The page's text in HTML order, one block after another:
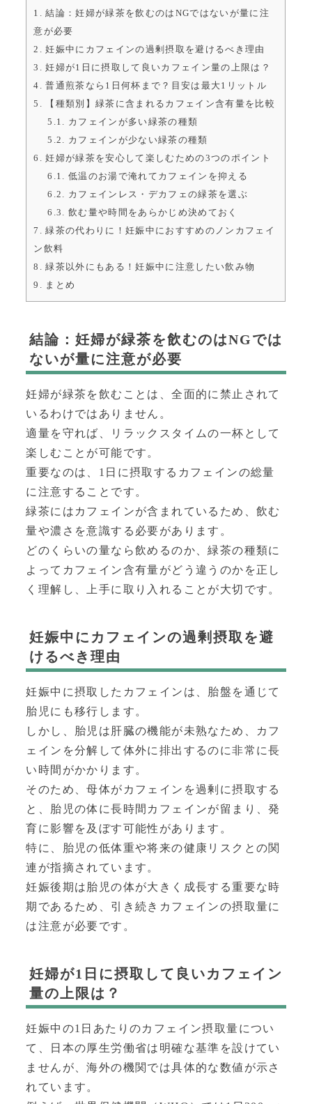
1. 結論：妊婦が緑茶を飲むのはNGではないが量に注
意が必要
2. 妊娠中にカフェインの過剰摂取を避けるべき理由
3. 妊婦が1日に摂取して良いカフェイン量の上限は？
4. 普通煎茶なら1日何杯まで？目安は最大1リットル
5. 【種類別】緑茶に含まれるカフェイン含有量を比較
5.1. カフェインが多い緑茶の種類
5.2. カフェインが少ない緑茶の種類
6. 妊婦が緑茶を安心して楽しむための3つのポイント
6.1. 低温のお湯で淹れてカフェインを抑える
6.2. カフェインレス・デカフェの緑茶を選ぶ
6.3. 飲む量や時間をあらかじめ決めておく
7. 緑茶の代わりに！妊娠中におすすめのノンカフェイ
ン飲料
8. 緑茶以外にもある！妊娠中に注意したい飲み物
9. まとめ
結論：妊婦が緑茶を飲むのはNGでは
ないが量に注意が必要
妊婦が緑茶を飲むことは、全面的に禁止されて
いるわけではありません。
適量を守れば、リラックスタイムの一杯として
楽しむことが可能です。
重要なのは、1日に摂取するカフェインの総量
に注意することです。
緑茶にはカフェインが含まれているため、飲む
量や濃さを意識する必要があります。
どのくらいの量なら飲めるのか、緑茶の種類に
よってカフェイン含有量がどう違うのかを正し
く理解し、上手に取り入れることが大切です。
妊娠中にカフェインの過剰摂取を避
けるべき理由
妊娠中に摂取したカフェインは、胎盤を通じて
胎児にも移行します。
しかし、胎児は肝臓の機能が未熟なため、カフ
ェインを分解して体外に排出するのに非常に長
い時間がかかります。
そのため、母体がカフェインを過剰に摂取する
と、胎児の体に長時間カフェインが留まり、発
育に影響を及ぼす可能性があります。
特に、胎児の低体重や将来の健康リスクとの関
連が指摘されています。
妊娠後期は胎児の体が大きく成長する重要な時
期であるため、引き続きカフェインの摂取量に
は注意が必要です。
妊婦が1日に摂取して良いカフェイン
量の上限は？
妊娠中の1日あたりのカフェイン摂取量につい
て、日本の厚生労働省は明確な基準を設けてい
ませんが、海外の機関では具体的な数値が示さ
れています。